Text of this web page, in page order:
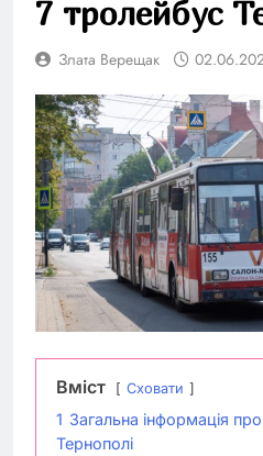
7 тролейбус
Злата Верещак
Вміст Сховати
1 Загальна інформація
Тернополі